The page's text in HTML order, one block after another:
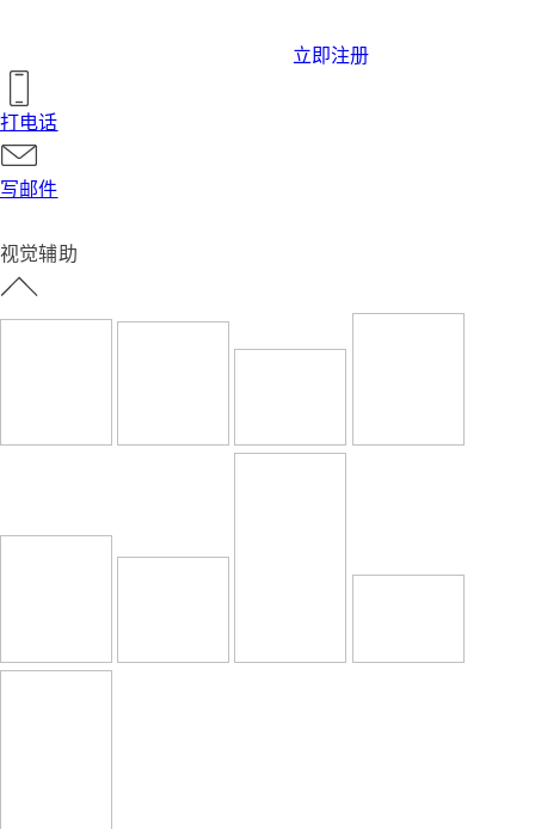
立即注册
打电话
写邮件
视觉辅助